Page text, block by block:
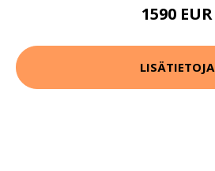
1590 EUR
LISÄTIETOJA